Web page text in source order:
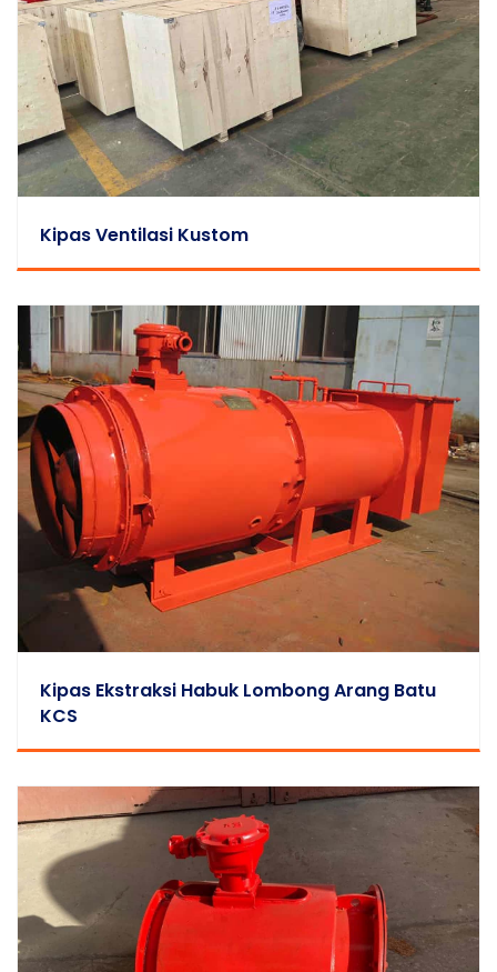
Kipas Ventilasi Kustom
Kipas Ekstraksi Habuk Lombong Arang Batu
KCS